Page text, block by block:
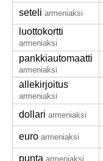
seteli armeniaksi
luottokortti
armeniaksi
pankkiautomaatti
armeniaksi
allekirjoitus
armeniaksi
dollari armeniaksi
euro armeniaksi
punta armeniaksi